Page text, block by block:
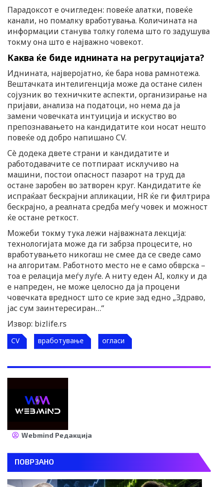
Парадоксот е очигледен: повеќе алатки, повеќе
канали, но помалку вработувања. Количината на
информации станува толку голема што го задушува
токму она што е најважно човекот.
Каква ќе биде иднината на регрутацијата?
Иднината, најверојатно, ќе бара нова рамнотежа.
Вештачката интелигенција може да остане силен
сојузник во техничките аспекти, организирање на
пријави, анализа на податоци, но нема да ја
замени човечката интуиција и искуство во
препознавањето на кандидатите кои носат нешто
повеќе од добро напишано CV.
Сè додека двете страни и кандидатите и
работодавачите се потпираат исклучиво на
машини, постои опасност пазарот на труд да
остане заробен во затворен круг. Кандидатите ќе
испраќаат бескрајни апликации, HR ќе ги филтрира
бескрајно, а реалната средба меѓу човек и можност
ќе остане реткост.
Можеби токму тука лежи најважната лекција:
технологијата може да ги забрза процесите, но
вработувањето никогаш не смее да се сведе само
на алгоритам. Работното место не е само обврска –
тоа е релација меѓу луѓе. А ниту еден AI, колку и да
е напреден, не може целосно да ја процени
човечката вредност што се крие зад едно „Здраво,
јас сум заинтересиран…“
Извор: bizlife.rs
CV вработување огласи
Webmind Редакција
ПОВРЗАНО